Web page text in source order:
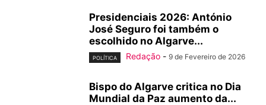
Presidenciais 2026: António
José Seguro foi também o
escolhido no Algarve...
POLÍTICA Redação - 9 de Fevereiro de 2026
Bispo do Algarve critica no Dia
Mundial da Paz aumento da...